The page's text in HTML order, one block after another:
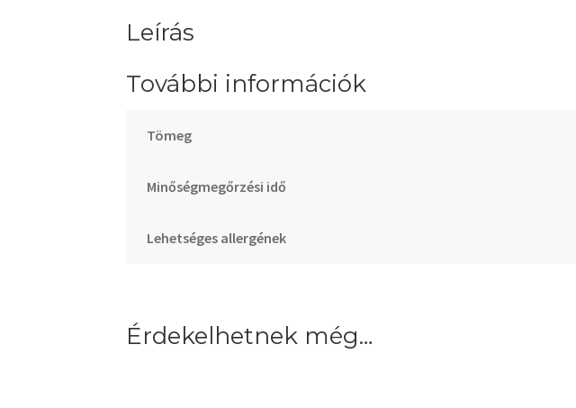
Leírás
További információk
Tömeg
Minőségmegőrzési idő
Lehetséges allergének
Érdekelhetnek még…